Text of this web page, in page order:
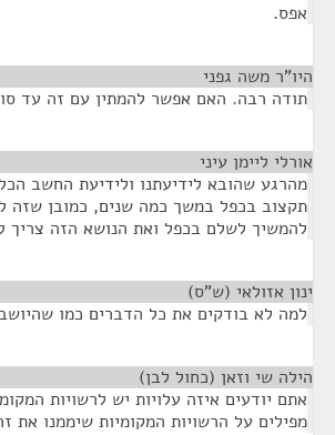
אפס.
היו"ר משה גפני
תודה רבה. האם אפשר להמתין עם זה עד
אורלי ליימן עיני
מהרגע שהובא לידיעתנו ולידיעת החשב
תקצוב בכפל במשך כמה שנים, כמובן שזה
להמשיך לשלם בכפל ואת הנושא הזה צריך
ינון אזולאי (ש"ס)
למה לא בודקים את כל הדברים כמו
הילה שי וזאן (כחול לבן)
אתם יודעים איזה עלויות יש לרשויות
מפילים על הרשויות המקומיות שיממנו את